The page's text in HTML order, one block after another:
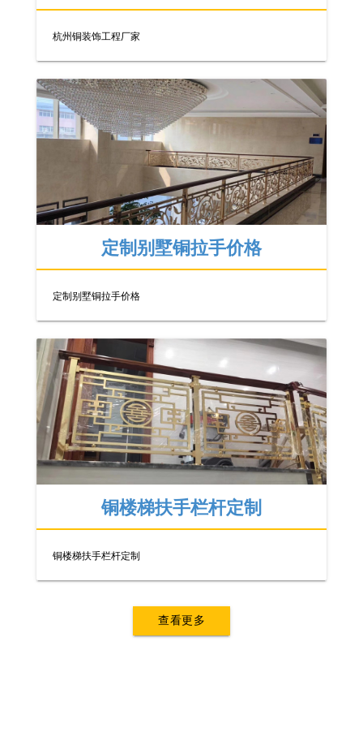
杭州铜装饰工程厂家
定制别墅铜拉手价格
定制别墅铜拉手价格
铜楼梯扶手栏杆定制
铜楼梯扶手栏杆定制
查看更多